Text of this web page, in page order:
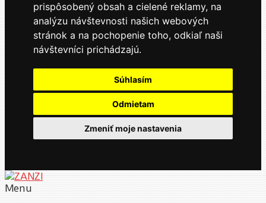
prispôsobený obsah a cielené reklamy, na
analýzu návštevnosti našich webových
stránok a na pochopenie toho, odkiaľ naši
návštevníci prichádzajú.
Súhlasím
Odmietam
Zmeniť moje nastavenia
Menu